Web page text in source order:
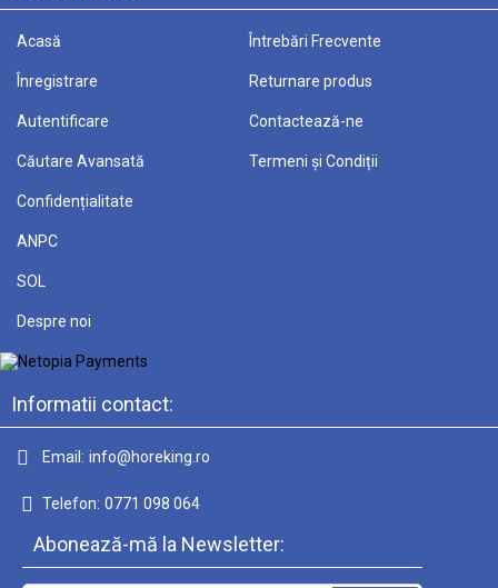
Acasă
Înregistrare
Autentificare
Căutare Avansată
Întrebări Frecvente
Returnare produs
Contactează-ne
Termeni și Condiții
Confidențialitate
ANPC
SOL
Despre noi
Informatii contact:
Email: info@horeking.ro
Telefon: 0771 098 064
Abonează-mă la Newsletter: